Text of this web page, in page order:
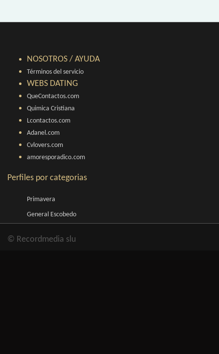
NOSOTROS / AYUDA
Términos del servicio
WEBS DATING
QueContactos.com
Quimica Cristiana
Lcontactos.com
Adanel.com
Cvlovers.com
amoresporadico.com
Perfiles por categorias
Primavera
General Escobedo
© Recordmedia slu